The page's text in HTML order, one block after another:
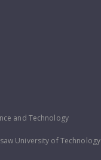
and Technology
University of Technology